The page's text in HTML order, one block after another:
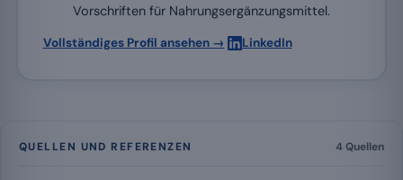
Vorschriften für Nahrungsergänzungsmittel.
Vollständiges Profil ansehen → LinkedIn
QUELLEN UND REFERENZEN 4 Quellen